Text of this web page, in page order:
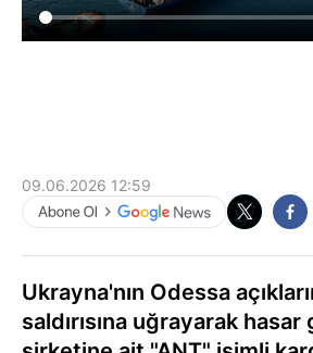
09.06.2026 12:59
Ukrayna'nın Odessa
saldırısına uğrayarak